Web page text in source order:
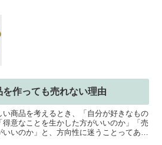
を作っても売れない理由
商品を考えるとき、「自分が好きなもの
意なことを生かした方がいいのか」「売
いのか」と、方向性に迷うことってあり